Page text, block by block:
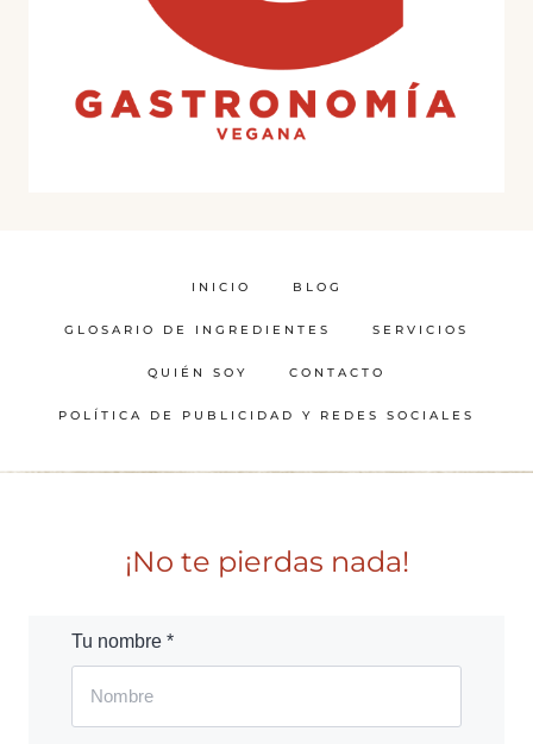
INICIO BLOG
GLOSARIO DE INGREDIENTES SERVICIOS
QUIÉN SOY CONTACTO
POLÍTICA DE PUBLICIDAD Y REDES SOCIALES
¡No te pierdas nada!
Tu nombre *